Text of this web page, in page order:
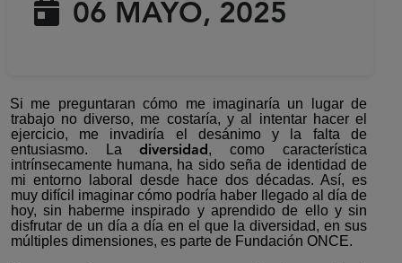
06 MAYO, 2025
Si me preguntaran cómo me imaginaría un lugar de
trabajo no diverso, me costaría, y al intentar hacer el
ejercicio, me invadiría el desánimo y la falta de
entusiasmo. Ladiversidad , como característica
intrínsecamente humana, ha sido seña de identidad de
mi entorno laboral desde hace dos décadas. Así, es
muy difícil imaginar cómo podría haber llegado al día de
hoy, sin haberme inspirado y aprendido de ello y sin
disfrutar de un día a día en el que la diversidad, en sus
múltiples dimensiones, es parte de Fundación ONCE.